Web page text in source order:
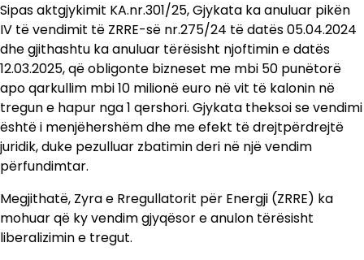
Sipas aktgjykimit KA.nr.301/25, Gjykata ka anuluar pikën
IV të vendimit të ZRRE-së nr.275/24 të datës 05.04.2024
dhe gjithashtu ka anuluar tërësisht njoftimin e datës
12.03.2025, që obligonte bizneset me mbi 50 punëtorë
apo qarkullim mbi 10 milionë euro në vit të kalonin në
tregun e hapur nga 1 qershori. Gjykata theksoi se vendimi
është i menjëhershëm dhe me efekt të drejtpërdrejtë
juridik, duke pezulluar zbatimin deri në një vendim
përfundimtar.
Megjithatë, Zyra e Rregullatorit për Energji (ZRRE) ka
mohuar që ky vendim gjyqësor e anulon tërësisht
liberalizimin e tregut.